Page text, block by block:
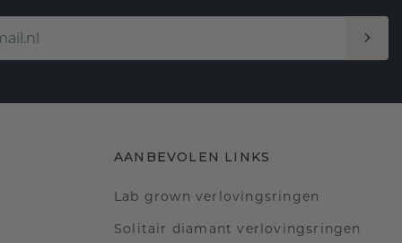
AANBEVOLEN LINKS
Lab grown verlovingsringen
Solitair diamant verlovingsringen